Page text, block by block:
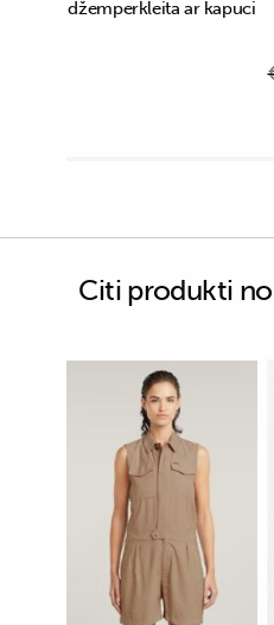
džemperkleita ar kapuci
Citi produkti